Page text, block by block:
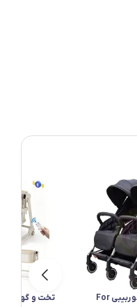
کالسکه دوقلو فوربیبی For
تخت و گهواره